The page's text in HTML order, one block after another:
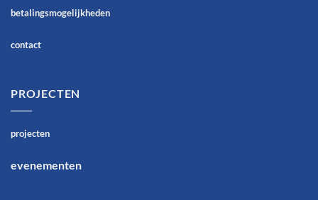
betalingsmogelijkheden
contact
PROJECTEN
projecten
evenementen